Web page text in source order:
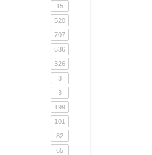
きてるに決まってんだろ、イラ
ついて仕方ねぇ・・・自分
に・・・【ウィンドブレーカ
15
520
707
536
326
3
3
199
101
82
65